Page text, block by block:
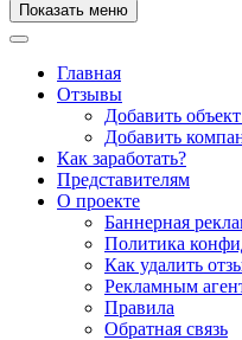
Показать меню
Главная
Отзывы
Добавить
Добавить
Как заработать?
Представителям
О проекте
Баннерная
Политика
Как удалить
Рекламным
Правила
Обратная связь